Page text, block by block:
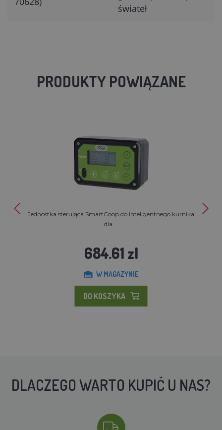
świateł
PRODUKTY POWIĄZANE
Jednostka sterująca SmartCoop do inteligentnego kurnika
dla ...
684.61 zl
W MAGAZYNIE
DO KOSZYKA
DLACZEGO WARTO KUPIĆ U NAS?